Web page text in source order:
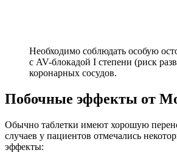
Необходимо соблюдать особую
с AV-блокадой I степени (риск
коронарных сосудов.
Побочные эффекты от
Обычно таблетки имеют хорошую
случаев у пациентов отмечались
эффекты: